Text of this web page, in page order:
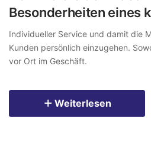
Besonderheiten eines
Individueller Service und damit die
Kunden persönlich einzugehen.
vor Ort im Geschäft.
Weiterlesen